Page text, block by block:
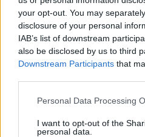
your opt-out. You may
disclosure of your personal
IAB’s list of downstream
also be disclosed by us to third
Downstream Participants that
Please note that this website/
not limited to your visit or usage
Personal Data Processing
I want to opt-out of the
personal data.
sebezhetőség
buherator•2007. szeptember 24.
Rá jár a rúd a Google-re
könnyű a világ egyik
szolgáltatójának lenni...
felhasználót érintett.